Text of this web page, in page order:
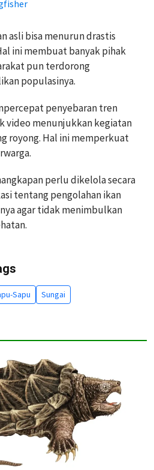
asli bisa menurun drastis
ini membuat banyak pihak
pun terdorong
populasinya.
penyebaran tren
video menunjukkan kegiatan
royong. Hal ini memperkuat
perlu dikelola secara
tentang pengolahan ikan
agar tidak menimbulkan
Sapu Sungai